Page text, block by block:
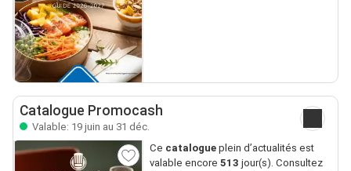
Catalogue Promocash
Valable: 19 juin au 31 déc.
Ce catalogueplein d’actualités est
valable encore 513 jour(s). Consultez